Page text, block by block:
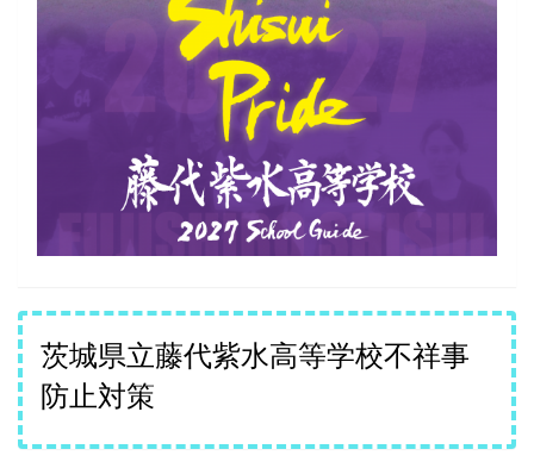
茨城県立藤代紫水高等学校不祥事
防止対策